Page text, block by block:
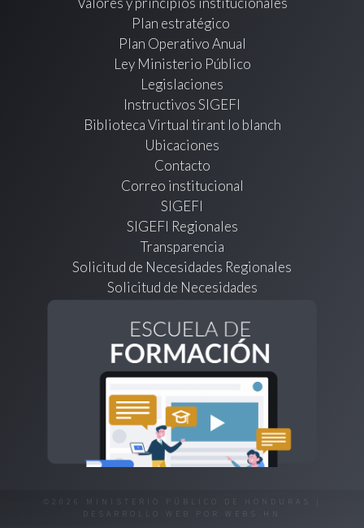
Plan estratégico
Plan Operativo Anual
Ley Ministerio Público
Legislaciones
Instructivos SIGEFI
Biblioteca Virtual tirant lo blanch
Ubicaciones
Contacto
Correo institucional
SIGEFI
SIGEFI Regionales
Transparencia
Solicitud de Necesidades Regionales
Solicitud de Necesidades
©2026 MINISTERIO PÚBLICO DE HONDURAS |
DESARROLLO WEB POR
WEBS.HN